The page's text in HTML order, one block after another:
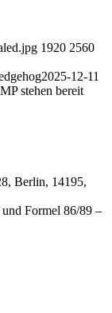
1920 2560
2025-12-11
stehen bereit
Berlin, 14195,
Formel 86/89 –